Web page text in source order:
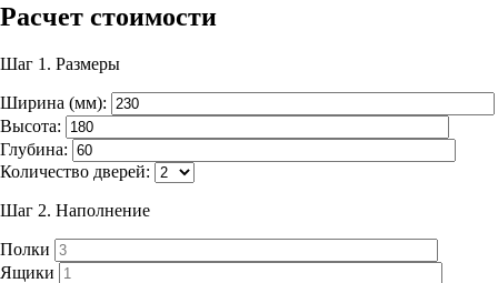
Расчет стоимости
Шаг 1. Размеры
Ширина (мм):
Высота:
Глубина:
Количество дверей:
Шаг 2. Наполнение
Полки
Ящики